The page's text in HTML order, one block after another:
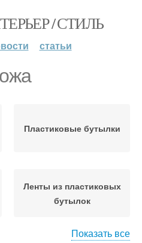
/ СТИЛЬ
статьи
Пластиковые бутылки
Ленты из пластиковых
бутылок
Показать все